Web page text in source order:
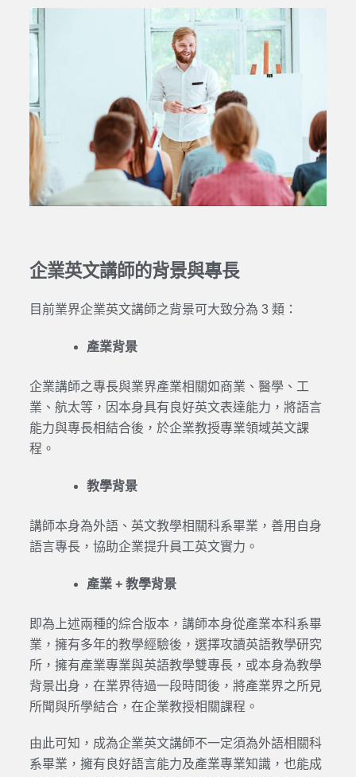
企業英文講師的背景與專長
目前業界企業英文講師之背景可大致分為 3 類：
產業背景
企業講師之專長與業界產業相關如商業、醫學、工
業、航太等，因本身具有良好英文表達能力，將語言
能力與專長相結合後，於企業教授專業領域英文課
程。
教學背景
講師本身為外語、英文教學相關科系畢業，善用自身
語言專長，協助企業提升員工英文實力。
產業 + 教學背景
即為上述兩種的綜合版本，講師本身從產業本科系畢
業，擁有多年的教學經驗後，選擇攻讀英語教學研究
所，擁有產業專業與英語教學雙專長，或本身為教學
背景出身，在業界待過一段時間後，將產業界之所見
所聞與所學結合，在企業教授相關課程。
由此可知，成為企業英文講師不一定須為外語相關科
系畢業，擁有良好語言能力及產業專業知識，也能成